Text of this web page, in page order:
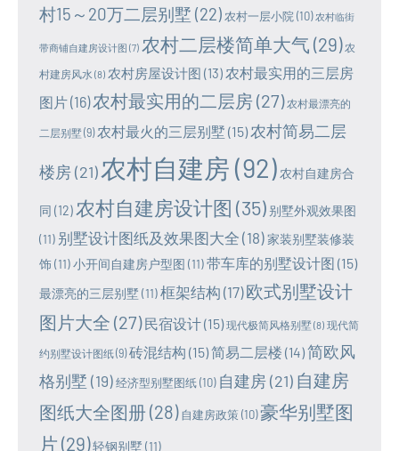
村15～20万二层别墅 (22)农村一层小院(10) 农村临街
带商铺自建房设计图 (7) 农村二层楼简单大气 (29) 农
村建房风水 (8) 农村房屋设计图 (13) 农村最实用的三层房
图片(16)农村最实用的二层房 (27) 农村最漂亮的
二层别墅(9) 农村最火的三层别墅 (15)农村简易二层
楼房(21)农村自建房 (92) 农村自建房合
同 (12)农村自建房设计图 (35) 别墅外观效果图
(11) 别墅设计图纸及效果图大全 (18)家装别墅装修装
饰(11)小开间自建房户型图 (11)带车库的别墅设计图 (15)
最漂亮的三层别墅 (11)框架结构 (17) 欧式别墅设计
图片大全 (27) 民宿设计(15) 现代极简风格别墅(8) 现代简
约别墅设计图纸(9) 砖混结构 (15)简易二层楼 (14)简欧风
格别墅 (19)经济型别墅图纸(10) 自建房(21) 自建房
图纸大全图册 (28) 自建房政策(10)豪华别墅图
片 (29)轻钢别墅 (11)